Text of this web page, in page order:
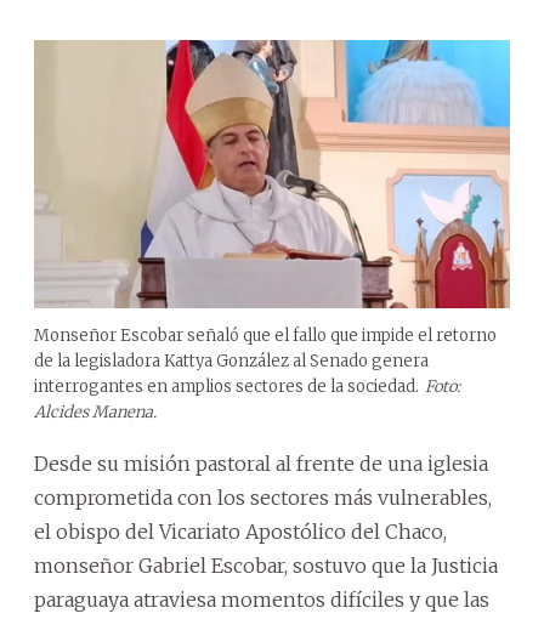
Monseñor Escobar señaló que el fallo que impide el retorno
de la legisladora Kattya González al Senado genera
interrogantes en amplios sectores de la sociedad. Foto:
Alcides Manena.
Desde su misión pastoral al frente de una iglesia
comprometida con los sectores más vulnerables,
el obispo del Vicariato Apostólico del Chaco,
monseñor Gabriel Escobar, sostuvo que la Justicia
paraguaya atraviesa momentos difíciles y que las